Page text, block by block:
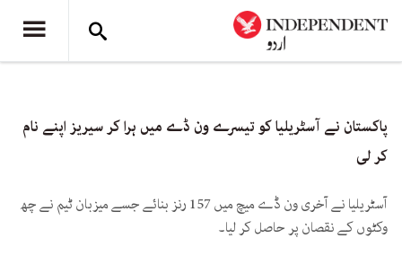
پاکستان نے آسٹریلیا کو تیسرے ون ڈے میں ہرا کر سیریز اپنے نام
کر لی
آسٹریلیا نے آخری ون ڈے میچ میں 157 رنز بنائے جسے میزبان ٹیم نے چھ
وکٹوں کے نقصان پر حاصل کر لیا۔